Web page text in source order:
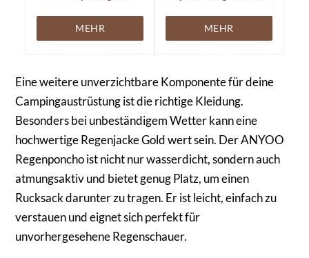
MEHR MEHR
Eine weitere unverzichtbare Komponente für deine
Campingaustrüstung ist die richtige Kleidung.
Besonders bei unbeständigem Wetter kann eine
hochwertige Regenjacke Gold wert sein. Der ANYOO
Regenponcho ist nicht nur wasserdicht, sondern auch
atmungsaktiv und bietet genug Platz, um einen
Rucksack darunter zu tragen. Er ist leicht, einfach zu
verstauen und eignet sich perfekt für
unvorhergesehene Regenschauer.